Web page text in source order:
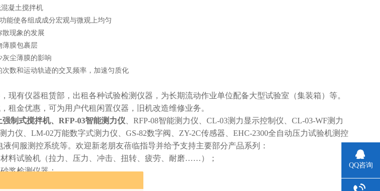
凝土搅拌机
功能使各组成成分宏观与微观上均匀
散现象的发展
薄膜包裹层
尘薄膜的影响
数和运动轨迹的交叉频率，加速匀质化
现有仪器租赁部，出租各种试验检测仪器，为长期流动作业单位配备大型试验室（集装箱）等。
租金优惠，可为用户代租闲置仪器，旧机改造维修业务。
强制式搅拌机、RFP-03智能测力仪 、RFP-08智能测力仪、CL-03测力显示控制仪、CL-03-WF测力
力仪、LM-02万能数字式测力仪、GS-82数字阀、ZY-2C传感器、EHC-2300全自动压力试验机测控
液伺服测控系统等。欢迎新老朋友蓓临指导并给予支持主要部分产品系列：
料试验机（拉力、压力、冲击、扭转、疲劳、耐磨……）；
浆检测仪器；
QQ咨询